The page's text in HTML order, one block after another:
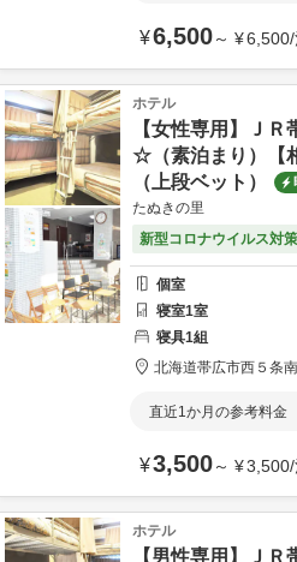
¥6,500～ ¥6,500/
ホテル
【女性専用】Ｊ
☆（素泊まり）【
（上段ベット）
たぬきの里
新型コロナウイルス対
個室
寝室1室
寝具1組
北海道帯広市西５条
直近1か月の参考料金
¥3,500～ ¥3,500/
ホテル
【男性専用】Ｊ